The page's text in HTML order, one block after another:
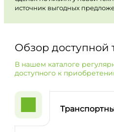
источник выгодных
Обзор доступной
В нашем каталоге
доступного к